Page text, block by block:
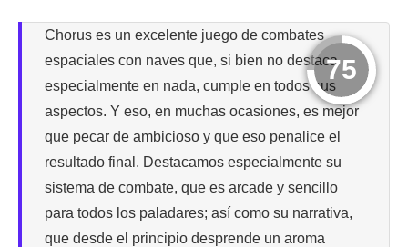
75
Chorus es un excelente juego de combates
espaciales con naves que, si bien no destaca
especialmente en nada, cumple en todos sus
aspectos. Y eso, en muchas ocasiones, es mejor
que pecar de ambicioso y que eso penalice el
resultado final. Destacamos especialmente su
sistema de combate, que es arcade y sencillo
para todos los paladares; así como su narrativa,
que desde el principio desprende un aroma